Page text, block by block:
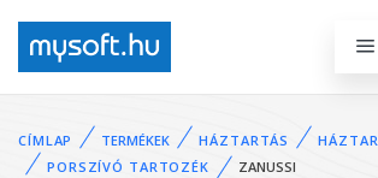
CÍMLAP TERMÉKEK HÁZTARTÁS
PORSZÍVÓ TARTOZÉK
ZANUSSI